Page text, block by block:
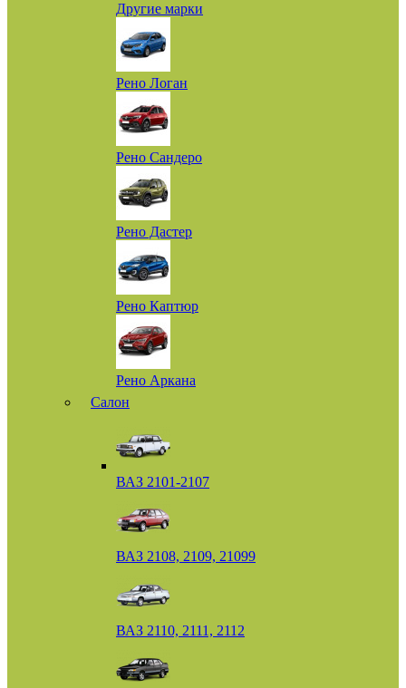
Другие марки
Рено Логан
Рено Сандеро
Рено Дастер
Рено Каптюр
Рено Аркана
Салон
ВАЗ 2101-2107
ВАЗ 2108, 2109, 21099
ВАЗ 2110, 2111, 2112